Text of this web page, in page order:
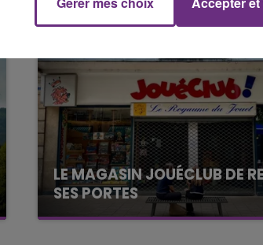
LE MAGASIN JOUÉCLUB DE
SES PORTES
C'était l'une des institutions du